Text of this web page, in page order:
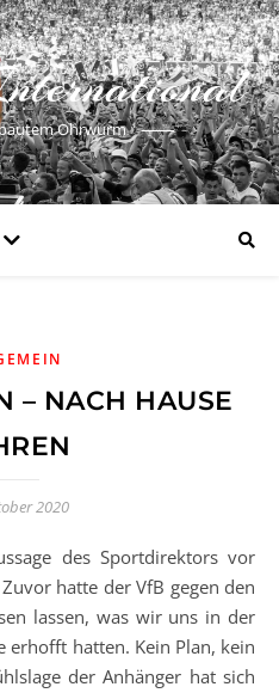
Ohrwurm
– NACH HAUSE
2020
hatte der VfB gegen den
lassen, was wir uns in der
erhofft hatten. Kein Plan, kein
der Anhänger hat sich